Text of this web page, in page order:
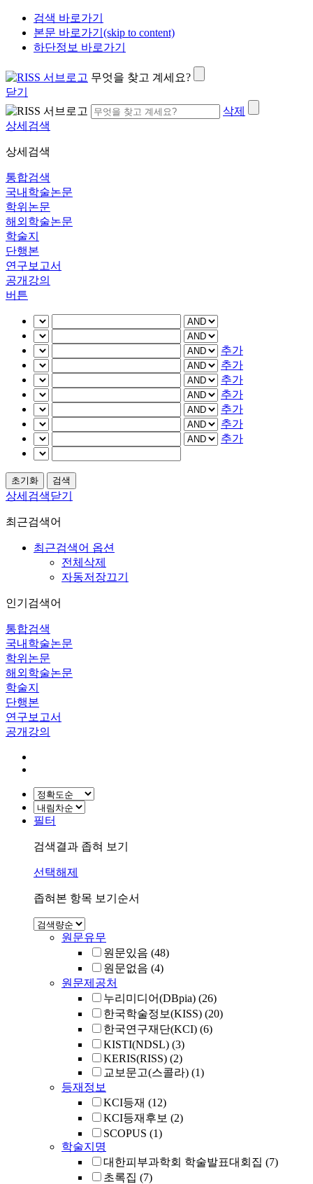
검색 바로가기
본문 바로가기(skip to content)
하단정보 바로가기
무엇을 찾고 계세요?
닫기
삭제
상세검색
상세검색
통합검색
국내학술논문
학위논문
해외학술논문
학술지
단행본
연구보고서
공개강의
버튼
추가
추가
추가
추가
추가
추가
추가
상세검색닫기
최근검색어
최근검색어 옵션
전체삭제
자동저장끄기
인기검색어
통합검색
국내학술논문
학위논문
해외학술논문
학술지
단행본
연구보고서
공개강의
필터
검색결과 좁혀 보기
선택해제
좁혀본 항목 보기순서
원문유무
원문있음 (48)
원문없음 (4)
원문제공처
누리미디어(DBpia) (26)
한국학술정보(KISS) (20)
한국연구재단(KCI) (6)
KISTI(NDSL) (3)
KERIS(RISS) (2)
교보문고(스콜라) (1)
등재정보
KCI등재 (12)
KCI등재후보 (2)
SCOPUS (1)
학술지명
대한피부과학회 학술발표대회집 (7)
초록집 (7)